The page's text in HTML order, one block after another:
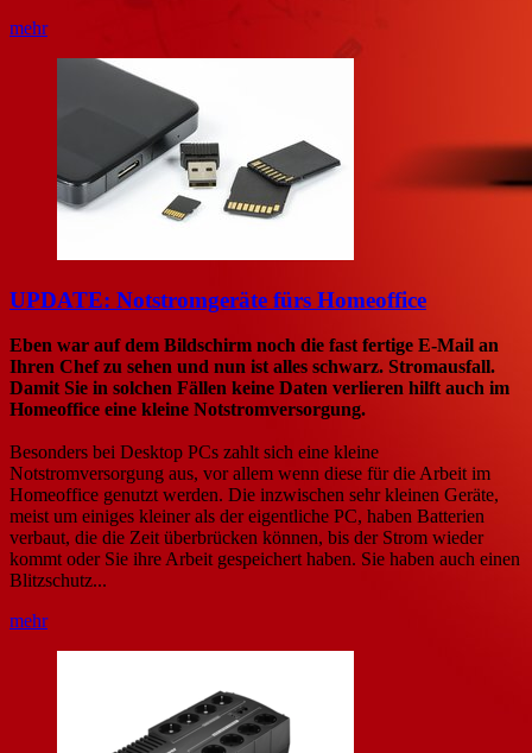
mehr
UPDATE: Notstromgeräte fürs Homeoffice
Eben war auf dem Bildschirm noch die fast fertige E-Mail an
Ihren Chef zu sehen und nun ist alles schwarz. Stromausfall.
Damit Sie in solchen Fällen keine Daten verlieren hilft auch im
Homeoffice eine kleine Notstromversorgung.
Besonders bei Desktop PCs zahlt sich eine kleine
Notstromversorgung aus, vor allem wenn diese für die Arbeit im
Homeoffice genutzt werden. Die inzwischen sehr kleinen Geräte,
meist um einiges kleiner als der eigentliche PC, haben Batterien
verbaut, die die Zeit überbrücken können, bis der Strom wieder
kommt oder Sie ihre Arbeit gespeichert haben. Sie haben auch einen
Blitzschutz...
mehr